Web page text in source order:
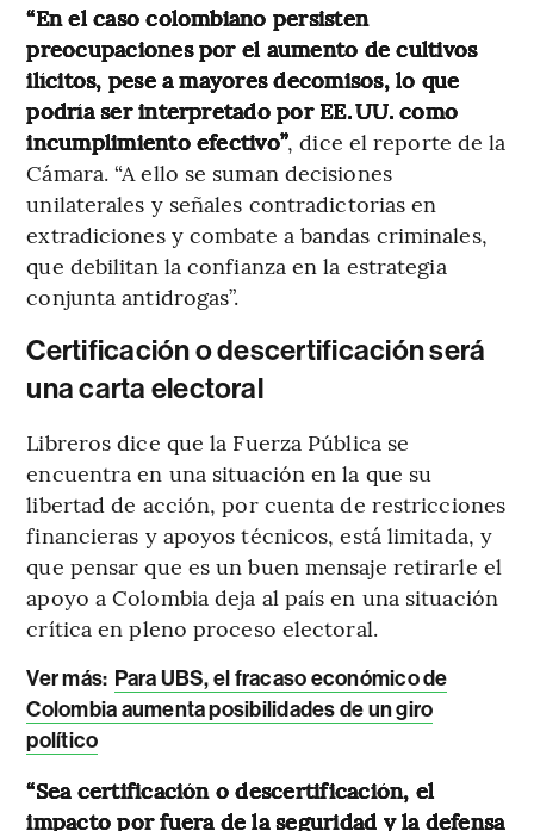
“En el caso colombiano persisten
preocupaciones por el aumento de cultivos
ilícitos, pese a mayores decomisos, lo que
podría ser interpretado por EE. UU. como
incumplimiento efectivo”, dice el reporte de la
Cámara. “A ello se suman decisiones
unilaterales y señales contradictorias en
extradiciones y combate a bandas criminales,
que debilitan la confianza en la estrategia
conjunta antidrogas”.
Certificación o descertificación será
una carta electoral
Libreros dice que la Fuerza Pública se
encuentra en una situación en la que su
libertad de acción, por cuenta de restricciones
financieras y apoyos técnicos, está limitada, y
que pensar que es un buen mensaje retirarle el
apoyo a Colombia deja al país en una situación
crítica en pleno proceso electoral.
Ver más: Para UBS, el fracaso económico de
Colombia aumenta posibilidades de un giro
político
“Sea certificación o descertificación, el
impacto por fuera de la seguridad y la defensa